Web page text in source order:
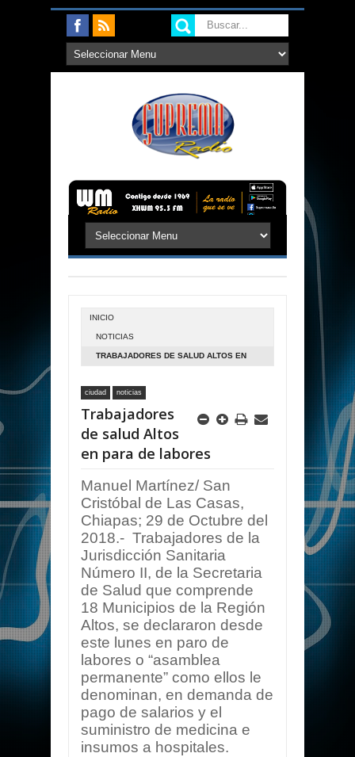
INICIO
NOTICIAS
TRABAJADORES DE SALUD ALTOS EN
ciudad noticias
Trabajadores
de salud Altos
en para de labores
Manuel Martínez/ San
Cristóbal de Las Casas,
Chiapas; 29 de Octubre del
2018.- Trabajadores de la
Jurisdicción Sanitaria
Número II, de la Secretaria
de Salud que comprende
18 Municipios de la Región
Altos, se declararon desde
este lunes en paro de
labores o “asamblea
permanente” como ellos le
denominan, en demanda de
pago de salarios y el
suministro de medicina e
insumos a hospitales.